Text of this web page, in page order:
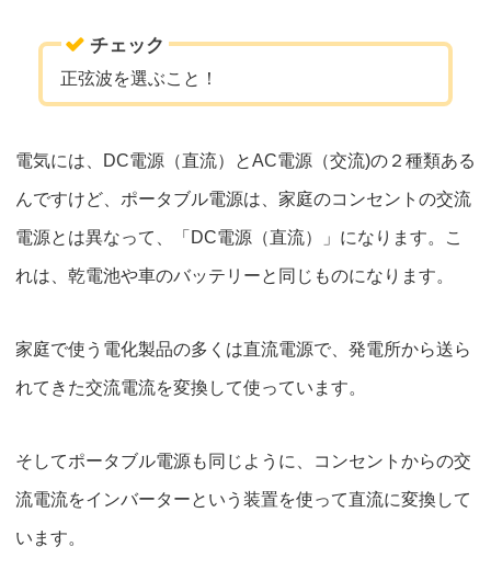
チェック
正弦波を選ぶこと！
電気には、DC電源（直流）とAC電源（交流)の２種類ある
んですけど、 ポータブル電源は、家庭のコンセントの交流
電源とは異なって、「DC電源（直流）」になります。 こ
れは、乾電池や車のバッテリーと同じものになります。
家庭で使う電化製品の多くは直流電源で、発電所から送ら
れてきた交流電流を変換して使っています。
そしてポータブル電源も同じように、コンセントからの交
流電流をインバーターという装置を使って直流に変換して
います。